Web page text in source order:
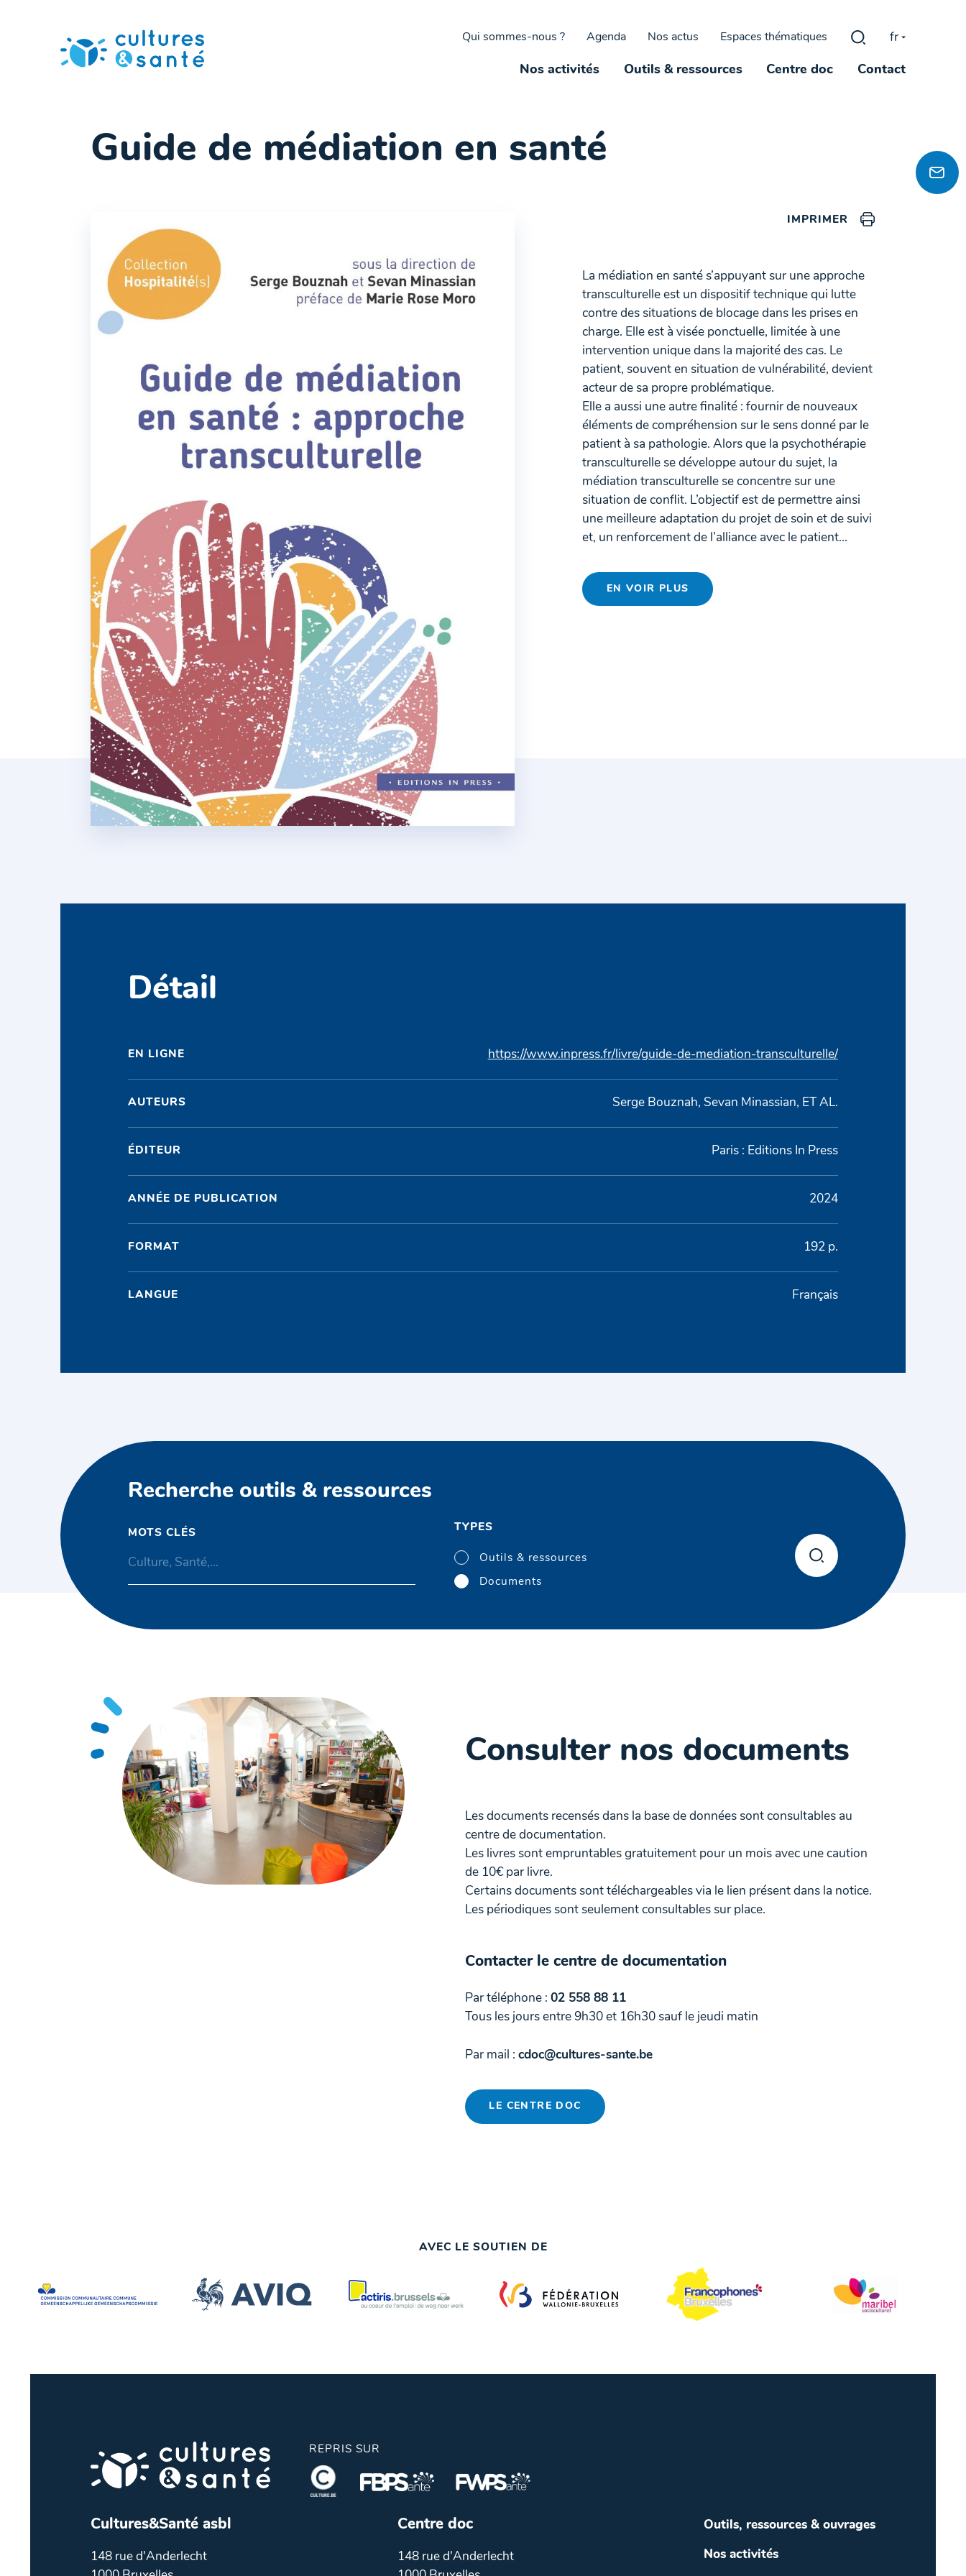
Qui sommes-nous ? Agenda Nos actus Espaces thématiques Rechercher :
fr
Nos activités Outils & ressources Centre doc Contact
Guide de médiation en santé
IMPRIMER
La médiation en santé s’appuyant sur une approche
transculturelle est un dispositif technique qui lutte
contre des situations de blocage dans les prises en
charge. Elle est à visée ponctuelle, limitée à une
intervention unique dans la majorité des cas. Le
patient, souvent en situation de vulnérabilité, devient
acteur de sa propre problématique.
Elle a aussi une autre finalité : fournir de nouveaux
éléments de compréhension sur le sens donné par le
patient à sa pathologie. Alors que la psychothérapie
transculturelle se développe autour du sujet, la
médiation transculturelle se concentre sur une
situation de conflit. L’objectif est de permettre ainsi
une meilleure adaptation du projet de soin et de suivi
et, un renforcement de l’alliance avec le patient...
EN VOIR PLUS
Détail
EN LIGNE https://www.inpress.fr/livre/guide-de-mediation-transculturelle/
AUTEURS Serge Bouznah, Sevan Minassian, ET AL.
ÉDITEUR Paris : Editions In Press
ANNÉE DE PUBLICATION 2024
FORMAT 192 p.
LANGUE Français
Recherche outils & ressources
MOTS CLÉS TYPES
Outils & ressources
Documents
Consulter nos documents
Les documents recensés dans la base de données sont consultables au
centre de documentation.
Les livres sont empruntables gratuitement pour un mois avec une caution
de 10€ par livre.
Certains documents sont téléchargeables via le lien présent dans la notice.
Les périodiques sont seulement consultables sur place.
Contacter le centre de documentation
Par téléphone : 02 558 88 11
Tous les jours entre 9h30 et 16h30 sauf le jeudi matin
Par mail : cdoc@cultures-sante.be
LE CENTRE DOC
AVEC LE SOUTIEN DE
REPRIS SUR
Cultures&Santé asbl
148 rue d'Anderlecht
Centre doc
148 rue d'Anderlecht
Outils, ressources & ouvrages
Nos activités